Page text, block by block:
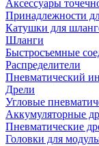
Аксессуары
Принадлежности
Катушки для
Шланги
Быстросъемные
Распределители
Пневматический
Дрели
Угловые
Аккумуляторные
Пневматические
Головки для